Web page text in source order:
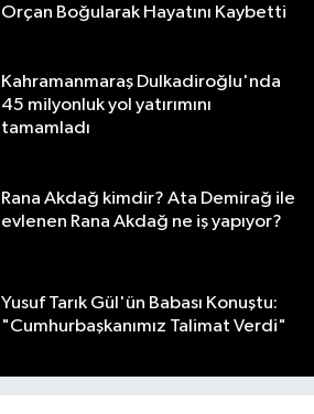
Orçan Boğularak Hayatını Kaybetti
Kahramanmaraş Dulkadiroğlu'nda
45 milyonluk yol yatırımını
tamamladı
Rana Akdağ kimdir? Ata Demirağ ile
evlenen Rana Akdağ ne iş yapıyor?
Yusuf Tarık Gül'ün Babası Konuştu:
"Cumhurbaşkanımız Talimat Verdi"